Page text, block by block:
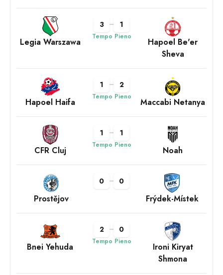
Legia Warszawa
3 1
Tempo Pieno
Hapoel Be'er
Sheva
Hapoel Haifa
1 2
Tempo Pieno Maccabi Netanya
CFR Cluj
1 1
Tempo Pieno Noah
Prostějov
0 0
Frýdek-Místek
Bnei Yehuda
2 0
Tempo Pieno
Ironi Kiryat
Shmona